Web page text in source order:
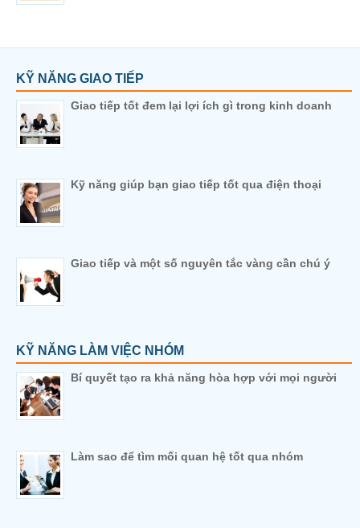
KỸ NĂNG GIAO TIẾP
Giao tiếp tốt đem lại lợi ích gì trong kinh doanh
Kỹ năng giúp bạn giao tiếp tốt qua điện thoại
Giao tiếp và một số nguyên tắc vàng cần chú ý
KỸ NĂNG LÀM VIỆC NHÓM
Bí quyết tạo ra khả năng hòa hợp với mọi người
Làm sao để tìm mối quan hệ tốt qua nhóm